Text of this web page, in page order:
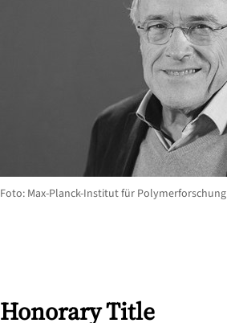
Honorary Title
Foto: Max-Planck-Institut für Polymerforschung